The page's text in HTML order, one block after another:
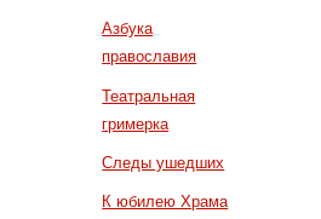
Азбука
православия
Театральная
гримерка
Следы ушедших
К юбилею Храма